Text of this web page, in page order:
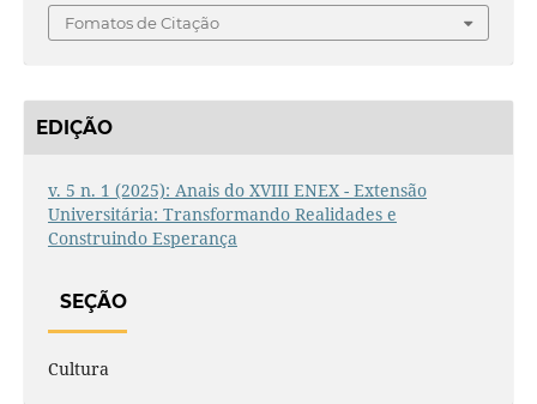
Fomatos de Citação
EDIÇÃO
v. 5 n. 1 (2025): Anais do XVIII ENEX - Extensão
Universitária: Transformando Realidades e
Construindo Esperança
SEÇÃO
Cultura